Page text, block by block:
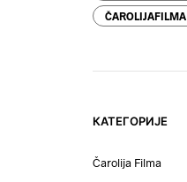
ČAROLIJAFILMA
КАТЕГОРИЈЕ
Čarolija Filma